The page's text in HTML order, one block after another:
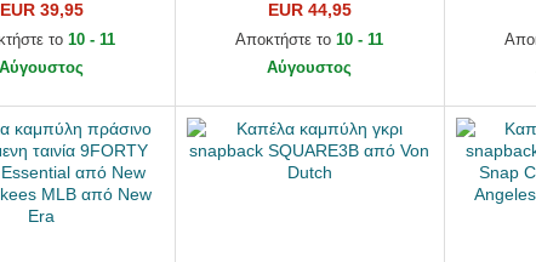
Goorin Bros.
EUR 39,95
το10 - 11
Αύγουστος
Farm Goorin Bros.
EUR 44,95
Αποκτήστε το10 - 11
Αύγουστος
Basic